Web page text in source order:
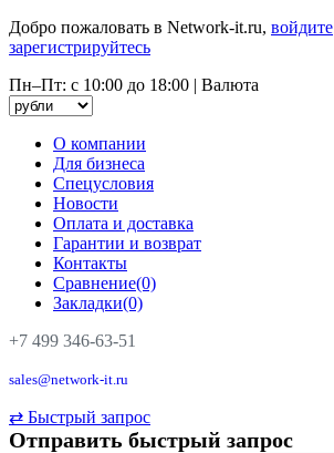
Добро пожаловать в Network-it.ru, войдите
зарегистрируйтесь
Пн–Пт: с 10:00 до 18:00 | Валюта
О компании
Для бизнеса
Спецусловия
Новости
Оплата и доставка
Гарантии и возврат
Контакты
Сравнение(0)
Закладки(0)
+7 499 346-63-51
sales@network-it.ru
⇄ Быстрый запрос
Отправить быстрый запрос